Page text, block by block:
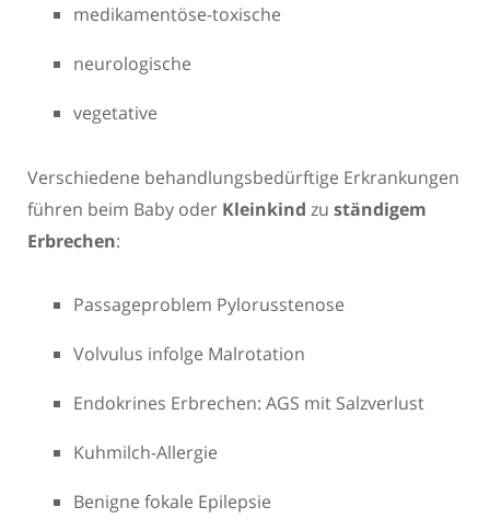
medikamentöse-toxische
neurologische
vegetative
Verschiedene behandlungsbedürftige Erkrankungen
führen beim Baby oder Kleinkind zu ständigem
Erbrechen:
Passageproblem Pylorusstenose
Volvulus infolge Malrotation
Endokrines Erbrechen: AGS mit Salzverlust
Kuhmilch-Allergie
Benigne fokale Epilepsie